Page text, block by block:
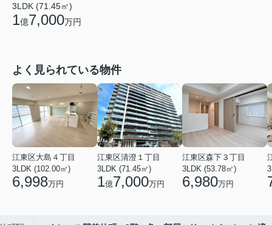
3LDK (71.45㎡)
1億7,000万円
よく見られている物件
江東区大島４丁目
3LDK (102.00㎡)
6,998万円
江東区清澄１丁目
3LDK (71.45㎡)
1億7,000万円
江東区森下３丁目
3LDK (53.78㎡)
6,980万円